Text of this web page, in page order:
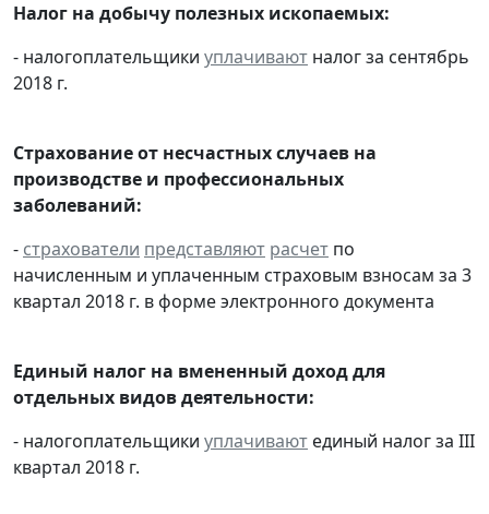
Налог на добычу полезных ископаемых:
- налогоплательщики уплачивают налог за сентябрь
2018 г.
Страхование от несчастных случаев на
производстве и профессиональных
заболеваний:
- страхователи представляют расчет по
начисленным и уплаченным страховым взносам за 3
квартал 2018 г. в форме электронного документа
Единый налог на вмененный доход для
отдельных видов деятельности:
- налогоплательщики уплачивают единый налог за III
квартал 2018 г.